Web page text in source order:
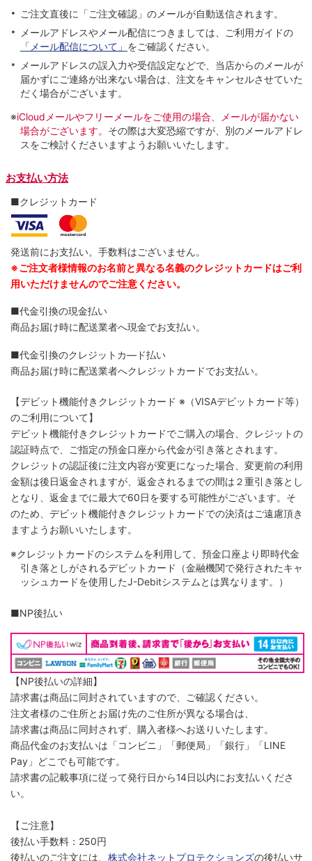
ご注文直後に「ご注文確認」のメールが自動送信されます。
メールアドレスやメール配信につきましては、ご利用ガイドの
「メール配信について」 をご確認ください。
メールアドレスの誤入力や受信設定などで、当店からのメールが
届かずにご連絡が出来ない場合は、注文をキャンセルさせていた
だく場合がございます。
※iCloudメールやフリーメールをご使用の場合、メールが届かない
場合がございます。 その際は大変恐縮ですが、別のメールアドレ
スをご検討くださいますようお願いいたします。
お支払い方法
■クレジットカード
発送前にお支払い。手数料はございません。
※ご注文者様情報のお名前と異なる名義のクレジットカードはご利
用いただけませんのでご注意ください。
■代金引換の現金払い
商品お届け時に配送業者へ現金でお支払い。
■代金引換のクレジットカ―ド払い
商品お届け時に配送業者へクレジットカードでお支払い。
【デビット機能付きクレジットカード ※（VISAデビットカード等）
のご利用について】
デビット機能付きクレジットカードでご購入の場合、クレジットの
認証時点で、ご指定の預金口座から代金が引き落とされます。
クレジットの認証後に注文内容が変更になった場合、変更前の利用
金額は後日返金されますが、返金されるまでの間は２重引き落とし
となり、返金までに最大で60日を要する可能性がございます。そ
のため、デビット機能付きクレジットカードでの決済はご遠慮頂き
ますようお願いいたします。
※クレジットカードのシステムを利用して、預金口座より即時代金
引き落としがされるデビットカード（金融機関で発行されたキャ
ッシュカードを使用したJ-Debitシステムとは異なります。）
■NP後払い
【NP後払いの詳細】
請求書は商品に同封されていますので、ご確認ください。
注文者様のご住所とお届け先のご住所が異なる場合は、
請求書は商品に同封されず、購入者様へお送りいたします。
商品代金のお支払いは「コンビニ」「郵便局」「銀行」「LINE
Pay」どこでも可能です。
請求書の記載事項に従って発行日から14日以内にお支払いくださ
い。
【ご注意】
後払い手数料：250円
後払いのご注文には、 株式会社ネットプロテクションズの後払いサ